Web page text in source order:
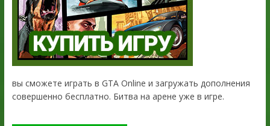
вы сможете играть в GTA Online и загружать дополнения
совершенно бесплатно. Битва на арене уже в игре.